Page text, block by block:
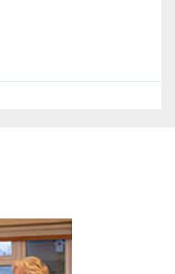
Match – Arsenal